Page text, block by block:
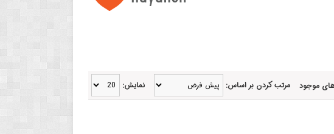
نمایش: مرتب کردن بر اساس: موجود